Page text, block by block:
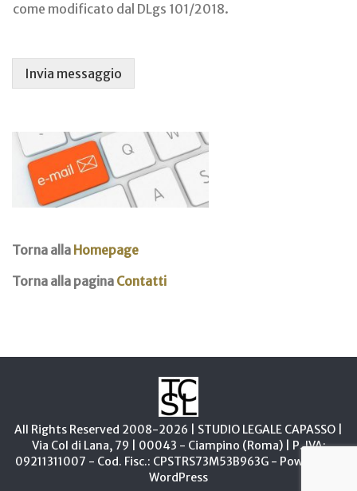
come modificato dal DLgs 101/2018.
Invia messaggio
Torna alla Homepage
Torna alla pagina Contatti
All Rights Reserved 2008-2026 | STUDIO LEGALE CAPASSO |
Via Col di Lana, 79 | 00043 - Ciampino (Roma) | P. IVA:
09211311007 - Cod. Fisc.: CPSTRS73M53B963G - Powered by
WordPress